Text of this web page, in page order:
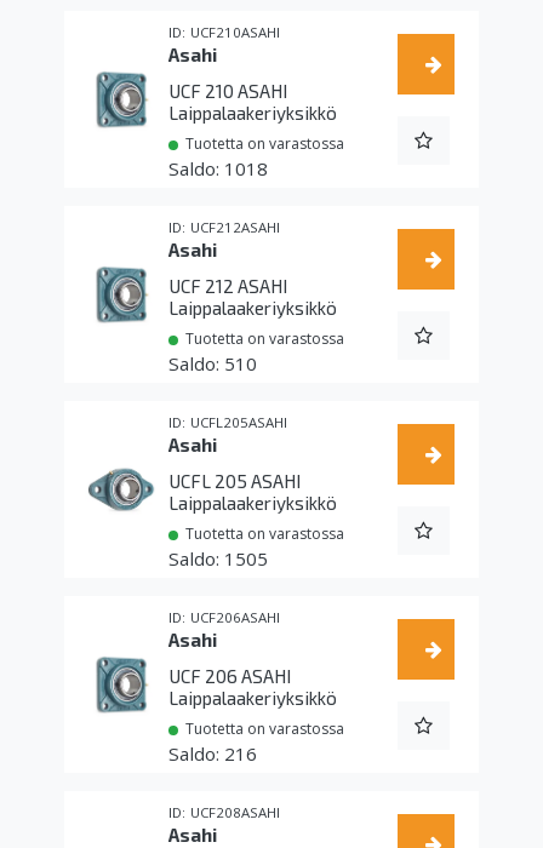
UCF210ASAHI
Asahi
UCF 210 ASAHI
Laippalaakeriyksikkö
Tuotetta on varastossa
1018
UCF212ASAHI
Asahi
UCF 212 ASAHI
Laippalaakeriyksikkö
Tuotetta on varastossa
510
UCFL205ASAHI
Asahi
UCFL 205 ASAHI
Laippalaakeriyksikkö
Tuotetta on varastossa
1505
UCF206ASAHI
Asahi
UCF 206 ASAHI
Laippalaakeriyksikkö
Tuotetta on varastossa
216
UCF208ASAHI
Asahi